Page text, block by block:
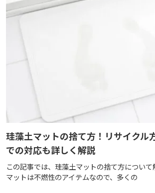
珪藻土マットの捨て方！リサイクル
での対応も詳しく解説
この記事では、珪藻土マットの捨て方につい
マットは不燃性のアイテムなので、多くの